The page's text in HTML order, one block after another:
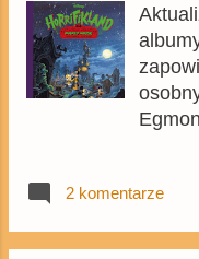
nich
2 komentarze